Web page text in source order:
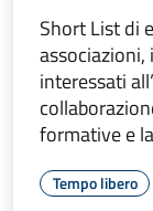
Short List di
interessati
formative e
Tempo libero